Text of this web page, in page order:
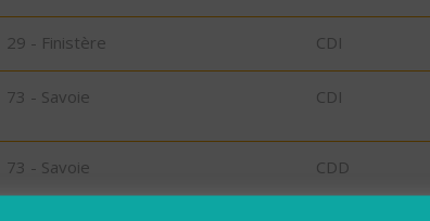
29 - Finistère CDI
73 - Savoie CDI
73 - Savoie CDD